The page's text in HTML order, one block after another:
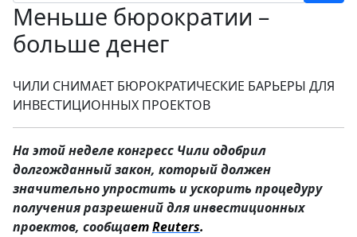
Меньше бюрократии –
больше денег
ЧИЛИ СНИМАЕТ БЮРОКРАТИЧЕСКИЕ БАРЬЕРЫ ДЛЯ
ИНВЕСТИЦИОННЫХ ПРОЕКТОВ
На этой неделе конгресс Чили одобрил
долгожданный закон, который должен
значительно упростить и ускорить процедуру
получения разрешений для инвестиционных
проектов, сообщаетReuters.